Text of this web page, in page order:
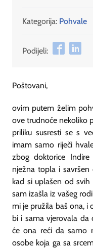
Kategorija: Pohvale
Podijeli:
Poštovani,
ovim putem želim
ove trudnoće nekoliko
priliku susresti se s
imam samo riječi
zbog doktorice Indire
nježna topla i
kad si uplašen od
sam izašla iz vašeg
mi je pružila baš ona, i
bi i sama vjerovala da
će ona reći da samo
osobe koja ga sa